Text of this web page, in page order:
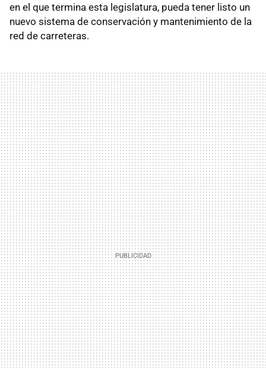
en el que termina esta legislatura, pueda tener listo un
nuevo sistema de conservación y mantenimiento de la
red de carreteras.